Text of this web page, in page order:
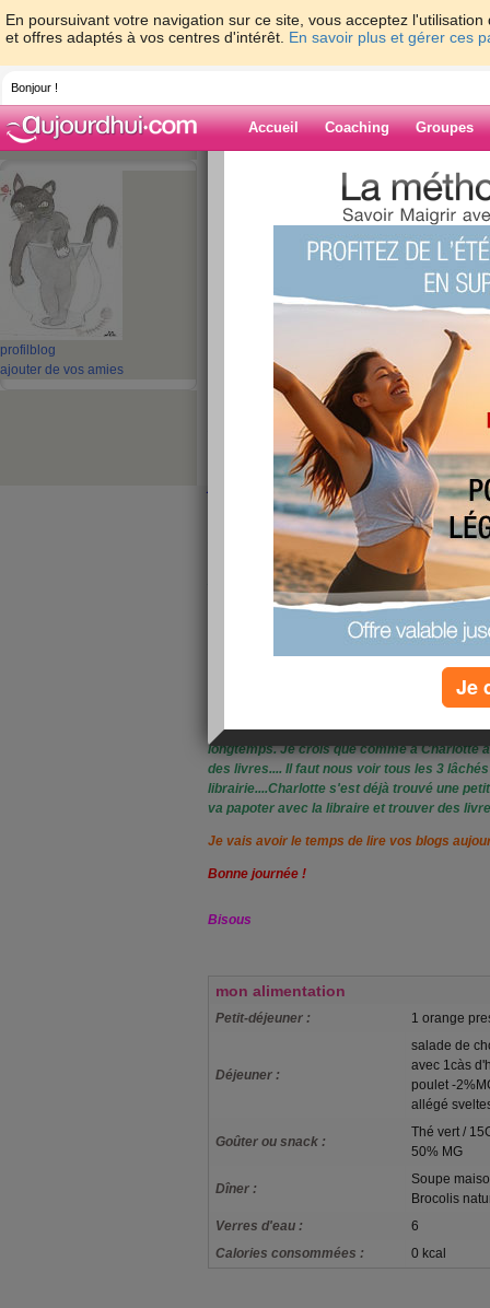
En poursuivant votre navigation sur ce site, vous acceptez
et offres adaptés à vos centres d'intérêt. En savoir plus et gérer ces
Bonjour !
Accueil Coaching Groupes
profil blog
ajouter de vos amies
> > Journée
Blog de sylchat
Journée
Bonjour mes amies !
Alors toute la petite famille chats va bien.
venir me voir en bas quand les petits font
son carton avec eux elle miaule doucement
je suis par là et c'est des gros ronrons dès
confiance qui me touche le plus.
Aujourd'hui on a un temps superbe comme
trop profité ! Auj je dois sortir pour les
puis on ira peut-être faire une petite balade
ça donne envie de sortir. On revit !!!
Demain la tornade Valentin rentre de
non stop ! Il va être content de trouver ses
Rien de bien important mais deux posters
homme lui a acheté un livre de Victor Hugo
content car maintenant il veut lire de la
longtemps. Je crois que comme à Charlotte
des livres.... Il faut nous voir tous les 3
librairie....Charlotte s'est déjà trouvé une
va papoter avec la libraire et trouver des
Je vais avoir le temps de lire vos blogs
Bonne journée !
Bisous
mon alimentation
Petit-déjeuner : 1 orange
Déjeuner :
salade de
avec 1càs
poulet -
allégé
Goûter ou snack :
Thé vert /
50% MG
Dîner :
Soupe
Brocolis
Verres d'eau :
6
Calories consommées :
0 kcal
Je